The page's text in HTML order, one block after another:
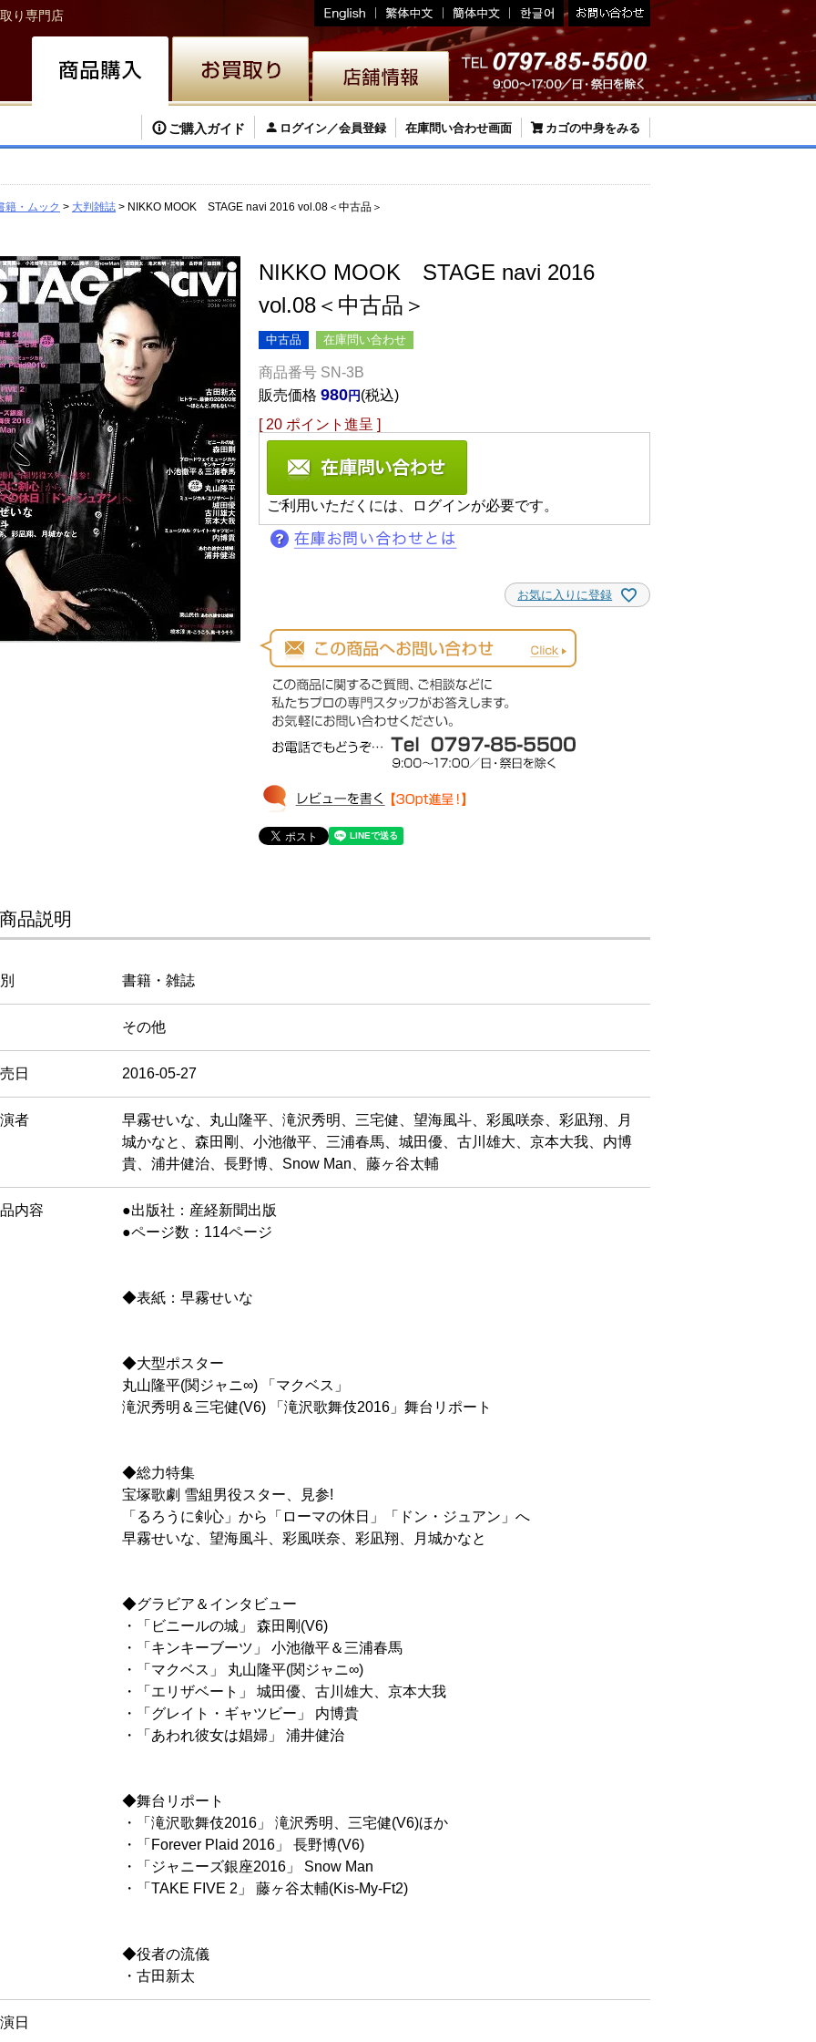
り専門店
ご購入ガイド ログイン／会員登録 在庫問い合わせ画面 カゴの中身をみる
籍・ムック 大判雑誌 NIKKO MOOK STAGE navi 2016 vol.08＜中古品＞
NIKKO MOOK STAGE navi 2016
vol.08＜中古品＞
中古品 在庫問い合わせ
商品番号 SN-3B
販売価格 980
税込
[ 20 ポイント進呈 ]
ご利用いただくには、ログインが必要です。
お気に入りに登録
商品説明
書籍・雑誌
その他
日 2016-05-27
者
早霧せいな、丸山隆平、滝沢秀明、三宅健、望海風斗、彩風咲奈、彩凪翔、月
城かなと、森田剛、小池徹平、三浦春馬、城田優、古川雄大、京本大我、内博
貴、浦井健治、長野博、Snow Man、藤ヶ谷太輔
内容
●出版社：産経新聞出版
●ページ数：114ページ
◆表紙：早霧せいな
◆大型ポスター
丸山隆平(関ジャニ∞) 「マクベス」
滝沢秀明＆三宅健(V6) 「滝沢歌舞伎2016」舞台リポート
◆総力特集
宝塚歌劇 雪組男役スター、見参!
「るろうに剣心」から「ローマの休日」「ドン・ジュアン」へ
早霧せいな、望海風斗、彩風咲奈、彩凪翔、月城かなと
◆グラビア＆インタビュー
・「ビニールの城」 森田剛(V6)
・「キンキーブーツ」 小池徹平＆三浦春馬
・「マクベス」 丸山隆平(関ジャニ∞)
・「エリザベート」 城田優、古川雄大、京本大我
・「グレイト・ギャツビー」 内博貴
・「あわれ彼女は娼婦」 浦井健治
◆舞台リポート
・「滝沢歌舞伎2016」 滝沢秀明、三宅健(V6)ほか
・「Forever Plaid 2016」 長野博(V6)
・「ジャニーズ銀座2016」 Snow Man
・「TAKE FIVE 2」 藤ヶ谷太輔(Kis-My-Ft2)
◆役者の流儀
・古田新太
日